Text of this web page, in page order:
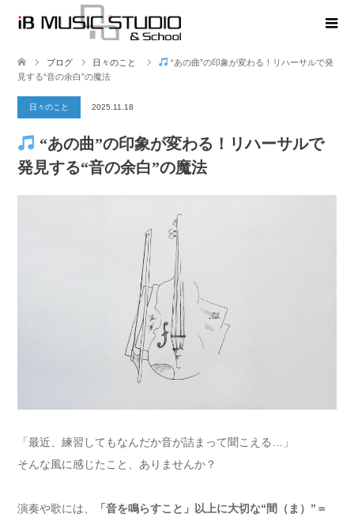
ブログ 日々のこと
“あの曲”の印象が変わる！リハーサルで発
見する“音の余白”の魔法
日々のこと 2025.11.18
“あの曲”の印象が変わる！リハーサルで
発見する“音の余白”の魔法
「最近、練習してもなんだか音が詰まって聞こえる…」
そんな風に感じたこと、ありませんか？
演奏や歌には、
「音を鳴らすこと」以上に大切な“間（ま）”＝